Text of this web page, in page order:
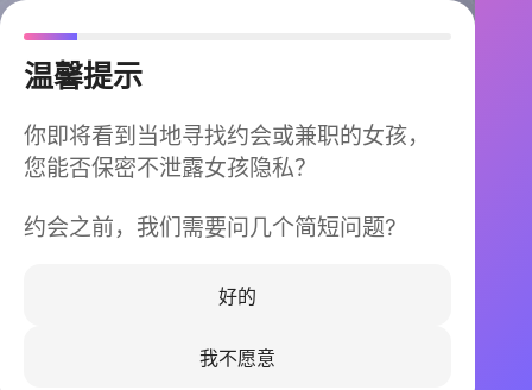
温馨提示
你即将看到当地寻找约会或兼职的女孩，
您能否保密不泄露女孩隐私？
约会之前，我们需要问几个简短问题?
好的
我不愿意
今晚不再孤单
同城快速匹配，马上认识身边的TA
立即下载